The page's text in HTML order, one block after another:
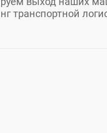
транспортной